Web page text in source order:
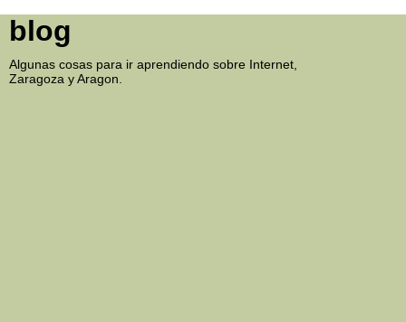
blog
Algunas cosas para ir aprendiendo sobre Internet,
Zaragoza y Aragon.